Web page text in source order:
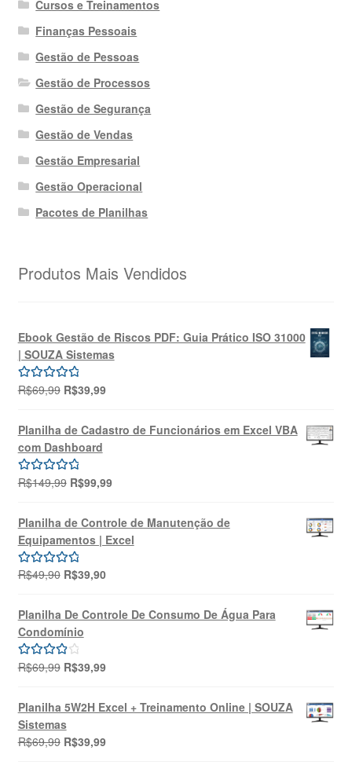
Cursos e Treinamentos
Finanças Pessoais
Gestão de Pessoas
Gestão de Processos
Gestão de Segurança
Gestão de Vendas
Gestão Empresarial
Gestão Operacional
Pacotes de Planilhas
Produtos Mais Vendidos
Ebook Gestão de Riscos PDF: Guia Prático ISO 31000
| SOUZA Sistemas
Avaliação
R$69,99 O
original
era:
R$69,99.
R$39,99O
atual
é:
Planilha de Cadastro de Funcionários em Excel VBA
com Dashboard
Avaliação
R$149,99 O
original
era:
R$149,99.
R$99,99O
atual
é:
R$99,99.
Planilha de Controle de Manutenção de
Equipamentos | Excel
Avaliação
R$49,90 O
original
era:
R$49,90.
R$39,90O
atual
é:
Planilha De Controle De Consumo De Água Para
Condomínio
Avaliação
R$69,99 O
original
era:
R$69,99.
R$39,99O
atual
é:
Planilha 5W2H Excel + Treinamento Online | SOUZA
Sistemas
R$69,99 O
R$39,99O